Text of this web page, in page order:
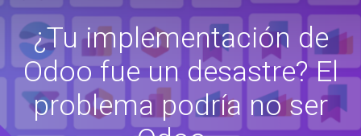
¿Tu implementación de
Odoo fue un desastre? El
problema podría no ser